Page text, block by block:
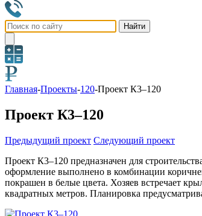
Главная-Проекты-120-Проект К3–120
Проект К3–120
Предыдущий проект Следующий проект
Проект К3–120 предназначен для
оформление выполнено в комбинации
покрашен в белые цвета. Хозяев встречает
квадратных метров. Планировка